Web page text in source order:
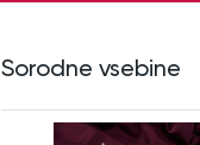
Sorodne vsebine